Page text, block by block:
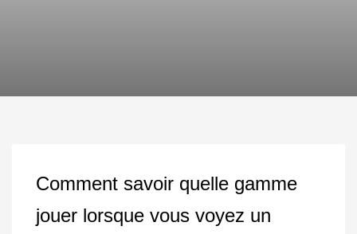
Comment savoir quelle gamme
jouer lorsque vous voyez un